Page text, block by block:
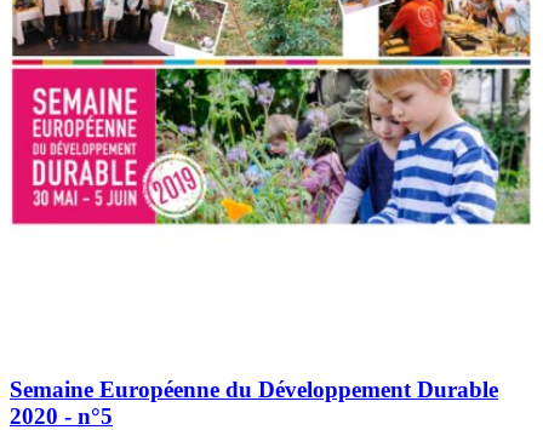
Semaine Européenne du Développement Durable
2020 - n°5